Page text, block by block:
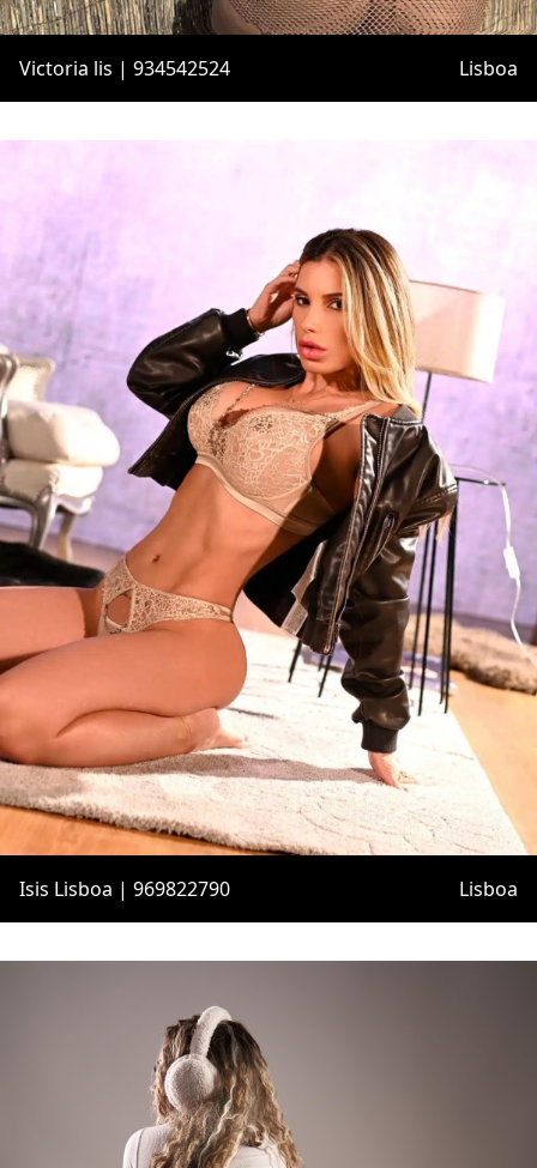
Victoria lis | 934542524 Lisboa
Isis Lisboa | 969822790 Lisboa